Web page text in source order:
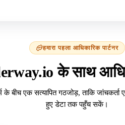
हमारा पहला आधिकारिक पार्टनर
के साथ
के बीच एक सत्यापित गठजोड़, ताकि
हुए डेटा तक पहुँच सकें।